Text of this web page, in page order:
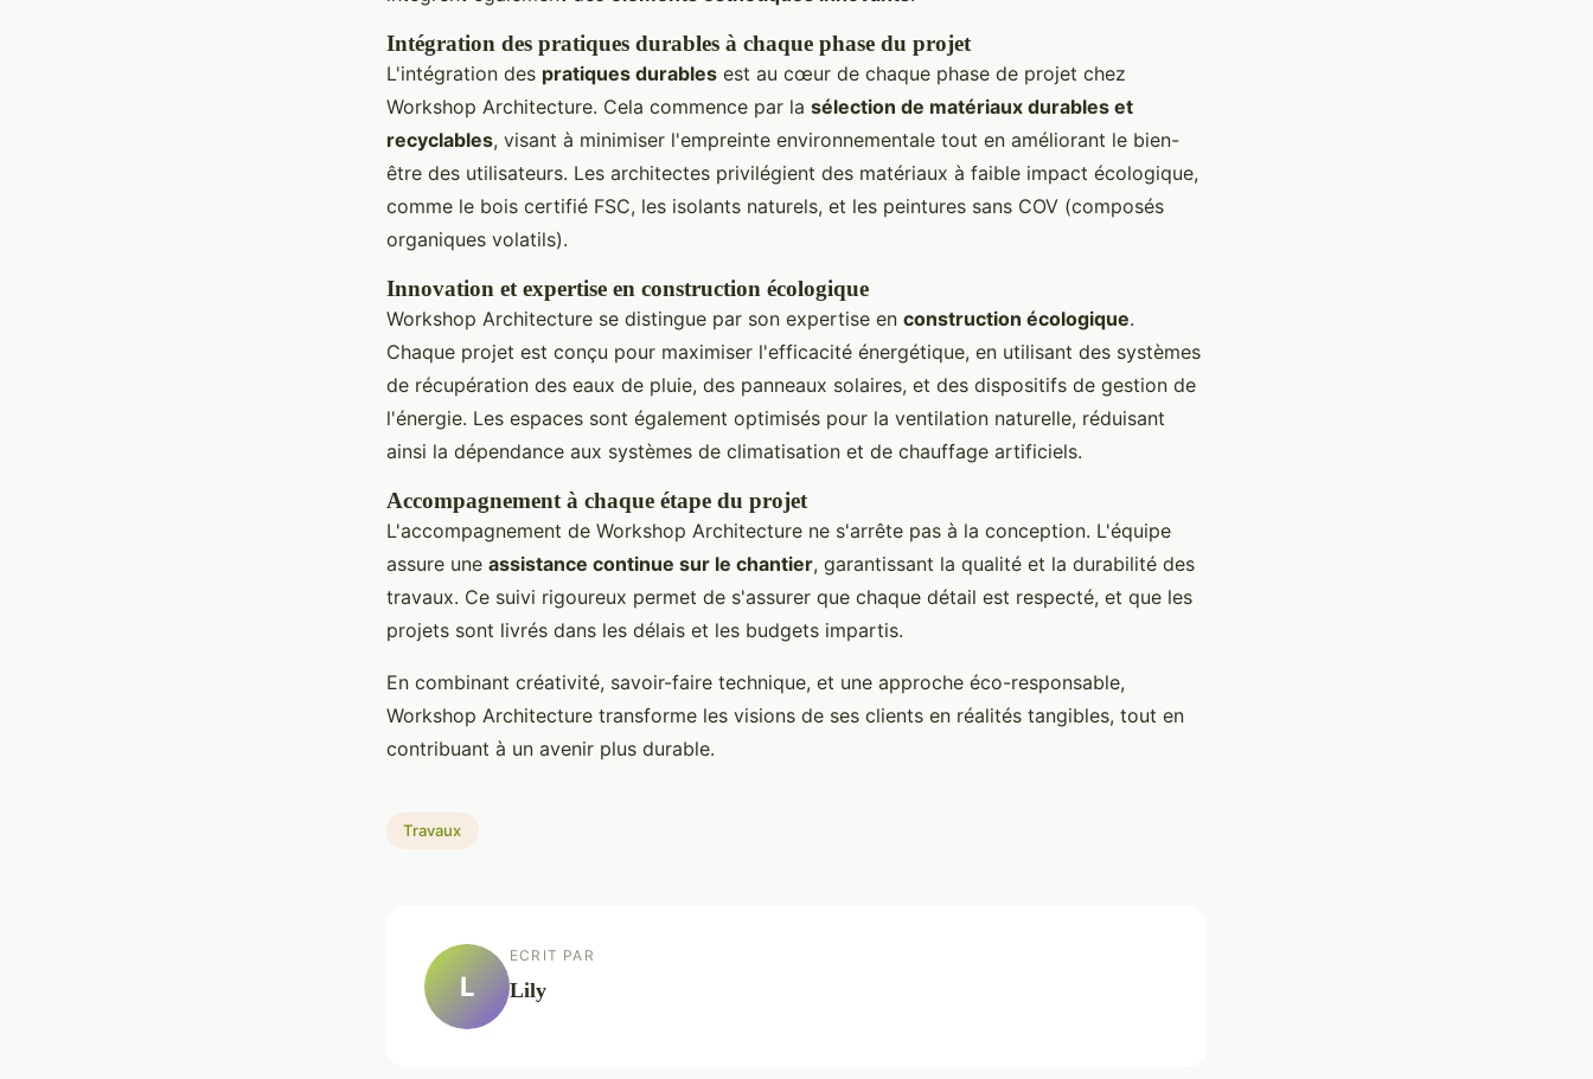
Intégration des pratiques durables à chaque phase du projet
L'intégration des pratiques durables est au cœur de chaque phase de projet chez
Workshop Architecture. Cela commence par la sélection de matériaux durables et
recyclables, visant à minimiser l'empreinte environnementale tout en améliorant le bien-
être des utilisateurs. Les architectes privilégient des matériaux à faible impact écologique,
comme le bois certifié FSC, les isolants naturels, et les peintures sans COV (composés
organiques volatils).
Innovation et expertise en construction écologique
Workshop Architecture se distingue par son expertise en construction écologique.
Chaque projet est conçu pour maximiser l'efficacité énergétique, en utilisant des systèmes
de récupération des eaux de pluie, des panneaux solaires, et des dispositifs de gestion de
l'énergie. Les espaces sont également optimisés pour la ventilation naturelle, réduisant
ainsi la dépendance aux systèmes de climatisation et de chauffage artificiels.
Accompagnement à chaque étape du projet
L'accompagnement de Workshop Architecture ne s'arrête pas à la conception. L'équipe
assure une assistance continue sur le chantier, garantissant la qualité et la durabilité des
travaux. Ce suivi rigoureux permet de s'assurer que chaque détail est respecté, et que les
projets sont livrés dans les délais et les budgets impartis.
En combinant créativité, savoir-faire technique, et une approche éco-responsable,
Workshop Architecture transforme les visions de ses clients en réalités tangibles, tout en
contribuant à un avenir plus durable.
Travaux
L
ECRIT PAR
Lily